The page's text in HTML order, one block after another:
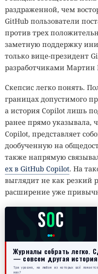
раздраженной, чем
GitHub пользователи
против трех
заметную поддержку
только вице-президент
разработчиками Мартин
Скепсис легко понять.
границах допустимого
а история Copilot лишь
ранее прямо указывала,
Copilot, представляет
дообученную на
также напрямую
ex в GitHub Copilot. На
выглядит не как резкий
расширение уже
SOC
SOC
Журналы собрать легко.
— совсем другая
Три уровня, на любом из которых всё
них?